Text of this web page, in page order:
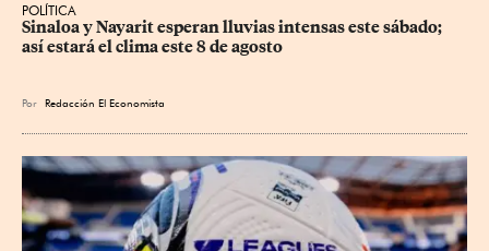
POLÍTICA
Sinaloa y Nayarit esperan lluvias intensas este sábado;
así estará el clima este 8 de agosto
Por Redacción El Economista